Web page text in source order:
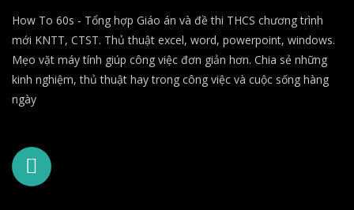
How To 60s - Tổng hợp Giáo án và đề thi THCS chương trình
mới KNTT, CTST. Thủ thuật excel, word, powerpoint, windows.
Mẹo vặt máy tính giúp công việc đơn giản hơn. Chia sẻ những
kinh nghiệm, thủ thuật hay trong công việc và cuộc sống hàng
ngày